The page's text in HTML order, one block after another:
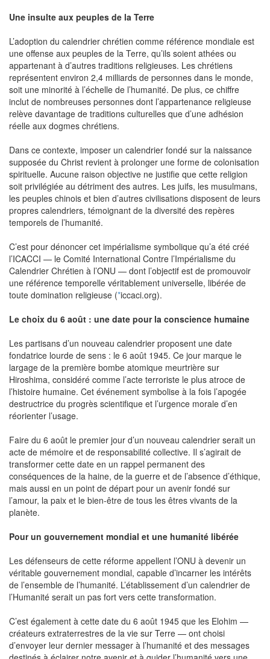
Une insulte aux peuples de la Terre
L’adoption du calendrier chrétien comme référence mondiale est
une offense aux peuples de la Terre, qu’ils soient athées ou
appartenant à d’autres traditions religieuses. Les chrétiens
représentent environ 2,4 milliards de personnes dans le monde,
soit une minorité à l’échelle de l’humanité. De plus, ce chiffre
inclut de nombreuses personnes dont l’appartenance religieuse
relève davantage de traditions culturelles que d’une adhésion
réelle aux dogmes chrétiens.
Dans ce contexte, imposer un calendrier fondé sur la naissance
supposée du Christ revient à prolonger une forme de colonisation
spirituelle. Aucune raison objective ne justifie que cette religion
soit privilégiée au détriment des autres. Les juifs, les musulmans,
les peuples chinois et bien d’autres civilisations disposent de leurs
propres calendriers, témoignant de la diversité des repères
temporels de l’humanité.
C’est pour dénoncer cet impérialisme symbolique qu’a été créé
l’ICACCI — le Comité International Contre l’Impérialisme du
Calendrier Chrétien à l’ONU — dont l’objectif est de promouvoir
une référence temporelle véritablement universelle, libérée de
toute domination religieuse (*iccaci.org).
Le choix du 6 août : une date pour la conscience humaine
Les partisans d’un nouveau calendrier proposent une date
fondatrice lourde de sens : le 6 août 1945. Ce jour marque le
largage de la première bombe atomique meurtrière sur
Hiroshima, considéré comme l’acte terroriste le plus atroce de
l’histoire humaine. Cet événement symbolise à la fois l’apogée
destructrice du progrès scientifique et l’urgence morale d’en
réorienter l’usage.
Faire du 6 août le premier jour d’un nouveau calendrier serait un
acte de mémoire et de responsabilité collective. Il s’agirait de
transformer cette date en un rappel permanent des
conséquences de la haine, de la guerre et de l’absence d’éthique,
mais aussi en un point de départ pour un avenir fondé sur
l’amour, la paix et le bien-être de tous les êtres vivants de la
planète.
Pour un gouvernement mondial et une humanité libérée
Les défenseurs de cette réforme appellent l’ONU à devenir un
véritable gouvernement mondial, capable d’incarner les intérêts
de l’ensemble de l’humanité. L’établissement d’un calendrier de
l’Humanité serait un pas fort vers cette transformation.
C’est également à cette date du 6 août 1945 que les Elohim —
créateurs extraterrestres de la vie sur Terre — ont choisi
d’envoyer leur dernier messager à l’humanité et des messages